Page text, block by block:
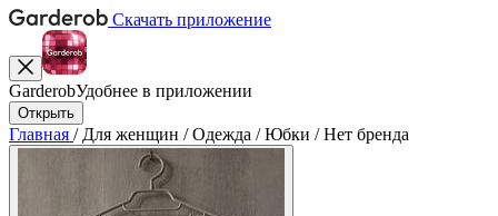
Скачать приложение
GarderobУдобнее в приложении
Открыть
Главная / Для женщин /Одежда /Юбки /Нет бренда